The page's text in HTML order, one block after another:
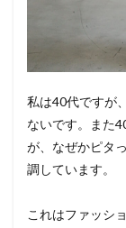
私は40代ですが
ないです。また
が、なぜかピタ
調しています。
これはファッシ